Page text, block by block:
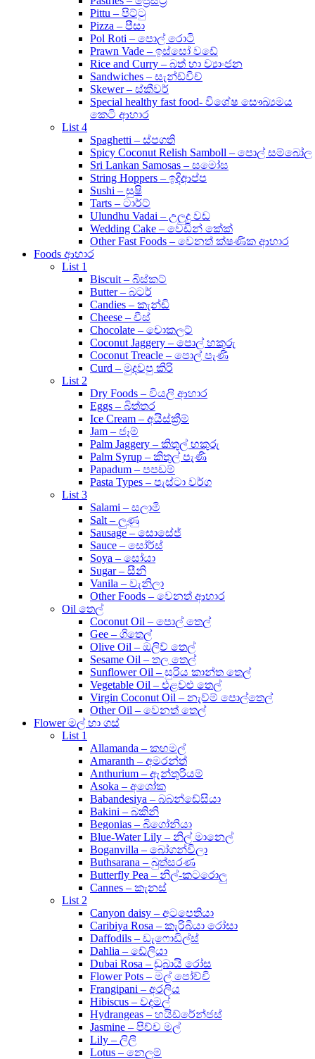
Pittu – පිට්ටු
Pizza – පීසා
Pol Roti – පොල් රොටි
Prawn Vade – ඉස්සෝ වඩේ
Rice and Curry – බත් හා ව්‍යාංජන
Sandwiches – සැන්ඩ්විච්
Skewer – ස්කීවර්
Special healthy fast food- විශේෂ සෞඛ්‍යමය
කෙටි ආහාර
List 4
Spaghetti – ස්පගති
Spicy Coconut Relish Samboll – පොල් සම්බෝල
Sri Lankan Samosas – සමෝස
String Hoppers – ඉදිආප්ප
Sushi – සුෂි
Tarts – ටාර්ට්
Ulundhu Vadai – උලුදු වඩ
Wedding Cake – වෙඩින් කේක්
Other Fast Foods – වෙනත් ක්ෂණික ආහාර
Foods ආහාර
List 1
Biscuit – බිස්කට්
Butter – බටර්
Candies – කැන්ඩි
Cheese – චීස්
Chocolate – චොකලට්
Coconut Jaggery – පොල් හකුරු
Coconut Treacle – පොල් පැණි
Curd – මුදවපු කිරි
List 2
Dry Foods – වියලි ආහාර
Eggs – බිත්තර
Ice Cream – අයිස්ක්‍රීම්
Jam – ජෑම්
Palm Jaggery – කිතුල් හකුරු
Palm Syrup – කිතුල් පැණි
Papadum – පපඩම්
Pasta Types – පැස්ටා වර්ග
List 3
Salami – සලාමි
Salt – ලුණු
Sausage – සොසේජ්
Sauce – සෝර්ස්
Soya – සෝයා
Sugar – සීනි
Vanila – වැනිලා
Other Foods – වෙනත් ආහාර
Oil තෙල්
Coconut Oil – පොල් තෙල්
Gee – ගිතෙල්
Olive Oil – ඔලිව් තෙල්
Sesame Oil – තල තෙල්
Sunflower Oil – සුරිය කාන්ත තෙල්
Vegetable Oil – එළවළු තෙල්
Virgin Coconut Oil – නැව්ම් පොල්තෙල්
Other Oil – වෙනත් තෙල්
Flower මල් හා ගස්
List 1
Allamanda – කහමල්
Amaranth – අමරන්ත්
Anthurium – ඇන්තුරියම්
Asoka – අශෝක
Babandesiya – බබන්ඩේසියා
Bakini – බකිනි
Begonias – බිගෝනියා
Blue-Water Lily – නිල් මානෙල්
Boganvilla – බෝගන්විලා
Buthsarana – බුත්සරණ
Butterfly Pea – නිල්-කටරොලු
Cannes – කැනස්
List 2
Canyon daisy – අටපෙතියා
Caribiya Rosa – කැරිබියා රෝසා
Daffodils – ඩැෆොඩිල්ස්
Dahlia – ඩේලියා
Dubai Rosa – ඩුබායි රෝස
Flower Pots – මල් පෝච්චි
Frangipani – අරලිය
Hibiscus – වදමල්
Hydrangeas – හයිඩ්රේන්ජස්
Jasmine – පිච්ච මල්
Lily – ලිලී
Lotus – නෙලුම්